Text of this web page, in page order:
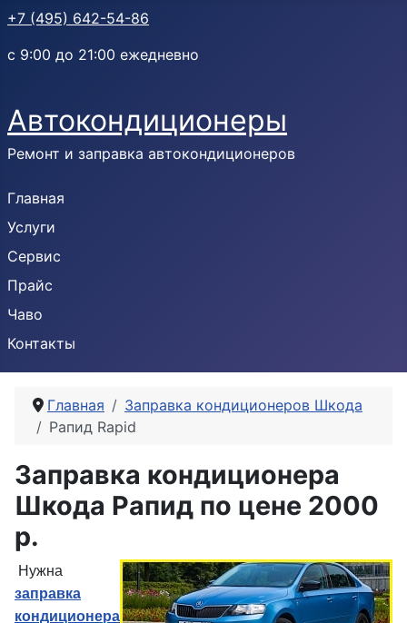
+7 (495) 642-54-86
с 9:00 до 21:00 ежедневно
Автокондиционеры
Ремонт и заправка автокондиционеров
Главная
Услуги
Сервис
Прайс
Чаво
Контакты
Главная
Заправка кондиционеров Шкода
Рапид Rapid
Заправка кондиционера
Шкода Рапид по цене 2000
р.
Нужна
заправка
кондиционера